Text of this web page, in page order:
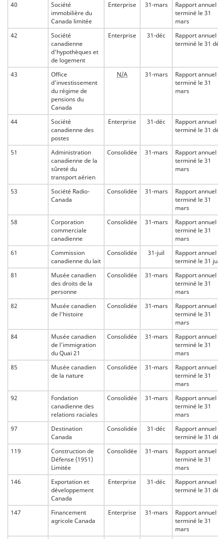
40
Société
immobilière du
Canada limitée
Enterprise 31-mars
Rapport annuel
terminé le 31
mars
42
Société
canadienne
d'hypothèques et
de logement
Enterprise 31-déc
Rapport annuel
terminé le 31
43
Office
d'investissement
du régime de
pensions du
Canada
N/A 31-mars
Rapport annuel
terminé le 31
mars
44
Société
canadienne des
postes
Enterprise 31-déc
Rapport annuel
terminé le 31
51
Administration
canadienne de la
sûreté du
transport aérien
Consolidée 31-mars
Rapport annuel
terminé le 31
mars
53
Société Radio-
Canada
Consolidée 31-mars
Rapport annuel
terminé le 31
mars
58
Corporation
commerciale
canadienne
Consolidée 31-mars
Rapport annuel
terminé le 31
mars
61
Commission
canadienne du lait
Consolidée 31-juil
Rapport annuel
terminé le 31
81
Musée canadien
des droits de la
personne
Consolidée 31-mars
Rapport annuel
terminé le 31
mars
82
Musée canadien
de l'histoire
Consolidée 31-mars
Rapport annuel
terminé le 31
mars
84
Musée canadien
de l'immigration
du Quai 21
Consolidée 31-mars
Rapport annuel
terminé le 31
mars
85
Musée canadien
de la nature
Consolidée 31-mars
Rapport annuel
terminé le 31
mars
92
Fondation
canadienne des
relations raciales
Consolidée 31-mars
Rapport annuel
terminé le 31
mars
97
Destination
Canada
Consolidée 31-déc
Rapport annuel
terminé le 31
119
Construction de
Défense (1951)
Limitée
Consolidée 31-mars
Rapport annuel
terminé le 31
mars
146
Exportation et
développement
Canada
Enterprise 31-déc
Rapport annuel
terminé le 31
147
Financement
agricole Canada
Enterprise 31-mars
Rapport annuel
terminé le 31
mars